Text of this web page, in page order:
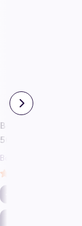
Booster de
50/50 10 ml - Le
Boosters de nicotine